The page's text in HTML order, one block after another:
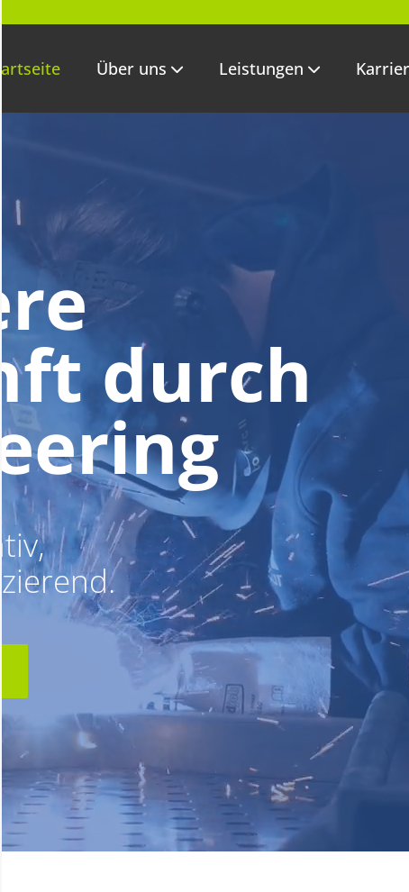
Über uns Leistungen
durch